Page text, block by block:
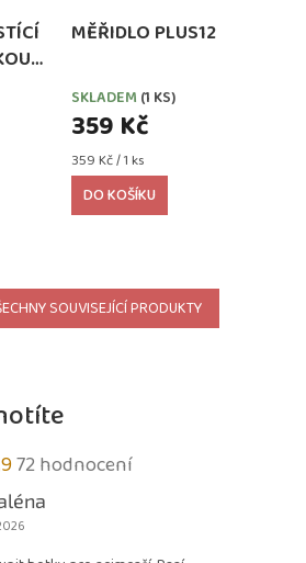
MĚŘIDLO PLUS12
SKLADEM (1 KS)
359 Kč
Měrná
cena:
359 Kč / 1 ks
DO KOŠÍKU
SOUVISEJÍCÍ PRODUKTY
Průměrné
hodnocení
obchodu
72 hodnocení
obchodu je 5 z 5 hvězdiček.